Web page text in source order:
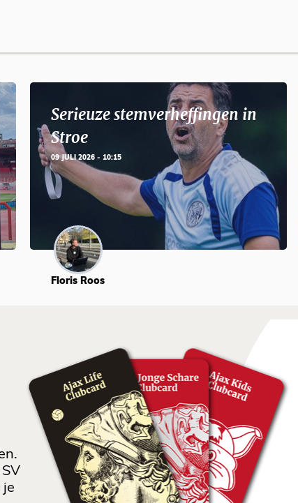
Serieuze stemverheffingen in
Stroe
09 JULI 2026 - 10:15
Floris Roos
je